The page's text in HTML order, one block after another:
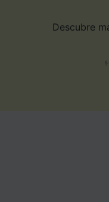
Descubre
§